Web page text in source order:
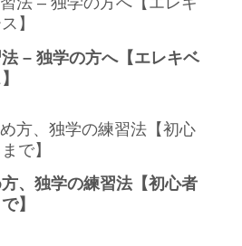
– 独学の方へ【エレキベ
、独学の練習法【初心者
】